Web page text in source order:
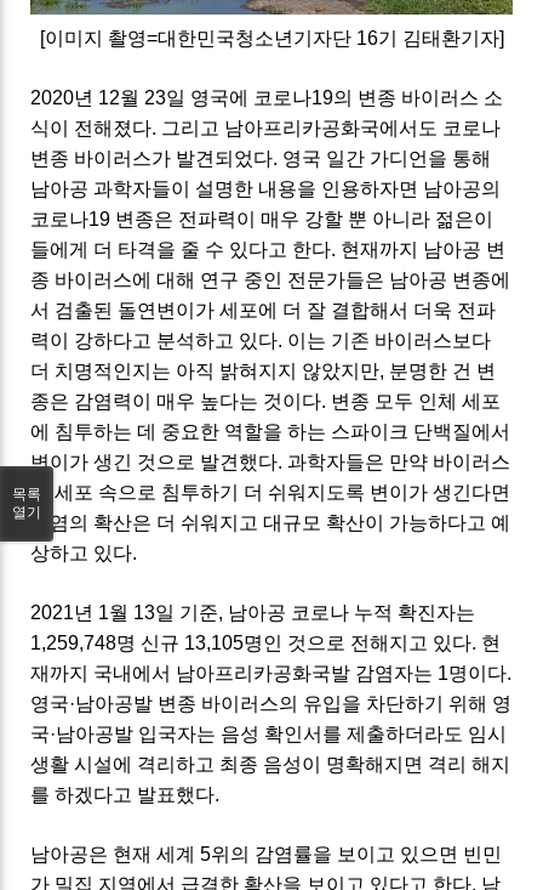
[이미지 촬영=대한민국청소년기자단 16기 김태환기자]
2020년 12월 23일 영국에 코로나19의 변종 바이러스 소
식이 전해졌다. 그리고 남아프리카공화국에서도 코로나
변종 바이러스가 발견되었다. 영국 일간 가디언을 통해
남아공 과학자들이 설명한 내용을 인용하자면 남아공의
코로나19 변종은 전파력이 매우 강할 뿐 아니라 젊은이
들에게 더 타격을 줄 수 있다고 한다. 현재까지 남아공 변
종 바이러스에 대해 연구 중인 전문가들은 남아공 변종에
서 검출된 돌연변이가 세포에 더 잘 결합해서 더욱 전파
력이 강하다고 분석하고 있다. 이는 기존 바이러스보다
더 치명적인지는 아직 밝혀지지 않았지만, 분명한 건 변
종은 감염력이 매우 높다는 것이다. 변종 모두 인체 세포
에 침투하는 데 중요한 역할을 하는 스파이크 단백질에서
변이가 생긴 것으로 발견했다. 과학자들은 만약 바이러스
가 세포 속으로 침투하기 더 쉬워지도록 변이가 생긴다면
감염의 확산은 더 쉬워지고 대규모 확산이 가능하다고 예
상하고 있다.
2021년 1월 13일 기준, 남아공 코로나 누적 확진자는
1,259,748명 신규 13,105명인 것으로 전해지고 있다. 현
재까지 국내에서 남아프리카공화국발 감염자는 1명이다.
영국·남아공발 변종 바이러스의 유입을 차단하기 위해 영
국·남아공발 입국자는 음성 확인서를 제출하더라도 임시
생활 시설에 격리하고 최종 음성이 명확해지면 격리 해지
를 하겠다고 발표했다.
남아공은 현재 세계 5위의 감염률을 보이고 있으면 빈민
가 밀집 지역에서 급격한 확산을 보이고 있다고 한다. 남
목록
열기